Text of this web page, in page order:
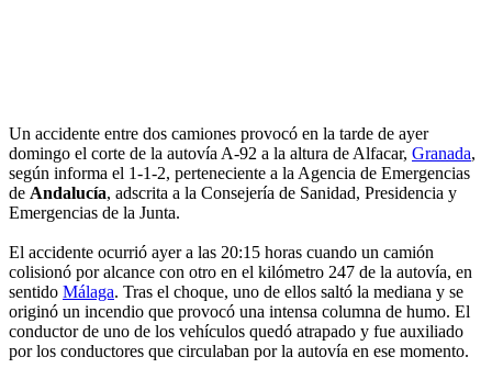
Un accidente entre dos camiones provocó en la tarde de ayer
domingo el corte de la autovía A-92 a la altura de Alfacar, Granada,
según informa el 1-1-2, perteneciente a la Agencia de Emergencias
de Andalucía, adscrita a la Consejería de Sanidad, Presidencia y
Emergencias de la Junta.
El accidente ocurrió ayer a las 20:15 horas cuando un camión
colisionó por alcance con otro en el kilómetro 247 de la autovía, en
sentido Málaga. Tras el choque, uno de ellos saltó la mediana y se
originó un incendio que provocó una intensa columna de humo. El
conductor de uno de los vehículos quedó atrapado y fue auxiliado
por los conductores que circulaban por la autovía en ese momento.